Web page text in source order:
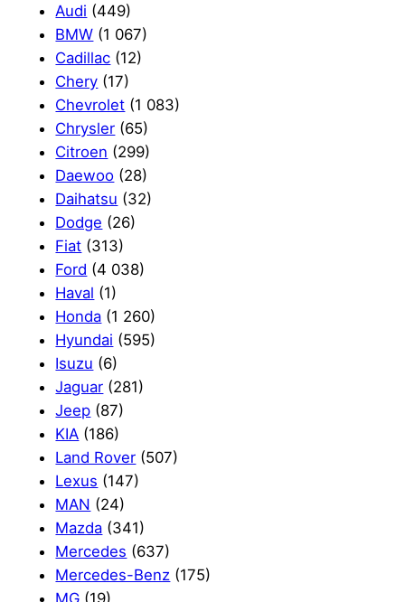
Audi (449)
BMW (1 067)
Cadillac (12)
Chery (17)
Chevrolet (1 083)
Chrysler (65)
Citroen (299)
Daewoo (28)
Daihatsu (32)
Dodge (26)
Fiat (313)
Ford (4 038)
Haval (1)
Honda (1 260)
Hyundai (595)
Isuzu (6)
Jaguar (281)
Jeep (87)
KIA (186)
Land Rover (507)
Lexus (147)
MAN (24)
Mazda (341)
Mercedes (637)
Mercedes-Benz (175)